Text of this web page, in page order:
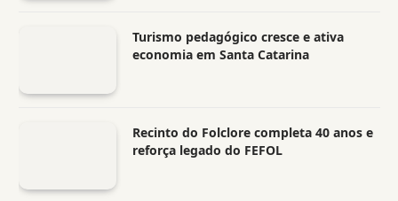
Turismo pedagógico cresce e ativa
economia em Santa Catarina
Recinto do Folclore completa 40 anos e
reforça legado do FEFOL